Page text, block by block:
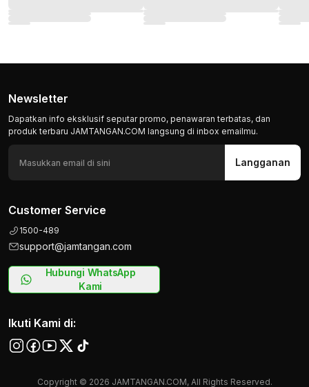
Newsletter
Dapatkan info eksklusif seputar promo, penawaran terbatas, dan
produk terbaru JAMTANGAN.COM langsung di inbox emailmu.
Langganan
Customer Service
1500-489
support@jamtangan.com
Hubungi WhatsApp
Kami
Ikuti Kami di:
Copyright © 2026 JAMTANGAN.COM, All Rights Reserved.